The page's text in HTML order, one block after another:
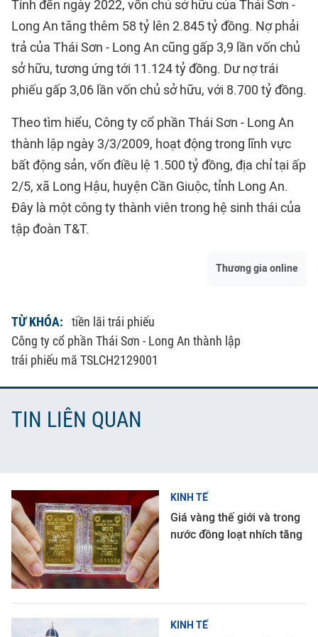
Tính đến ngày 2022, vốn chủ sở hữu của Thái Sơn -
Long An tăng thêm 58 tỷ lên 2.845 tỷ đồng. Nợ phải
trả của Thái Sơn - Long An cũng gấp 3,9 lần vốn chủ
sở hữu, tương ứng tới 11.124 tỷ đồng. Dư nợ trái
phiếu gấp 3,06 lần vốn chủ sở hữu, với 8.700 tỷ đồng.
Theo tìm hiểu, Công ty cổ phần Thái Sơn - Long An
thành lập ngày 3/3/2009, hoạt động trong lĩnh vực
bất động sản, vốn điều lệ 1.500 tỷ đồng, địa chỉ tại ấp
2/5, xã Long Hậu, huyện Cần Giuộc, tỉnh Long An.
Đây là một công ty thành viên trong hệ sinh thái của
tập đoàn T&T.
Thương gia online
TỪ KHÓA:
tiền lãi trái phiếu
Công ty cổ phần Thái Sơn - Long An thành lập
trái phiếu mã TSLCH2129001
TIN LIÊN QUAN
KINH TẾ
Giá vàng thế giới và trong
nước đồng loạt nhích tăng
KINH TẾ